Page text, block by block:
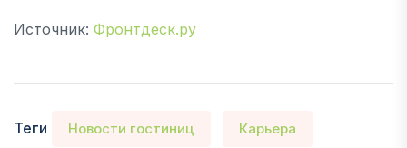
Источник: Фронтдеск.ру
Теги Новости гостиниц Карьера